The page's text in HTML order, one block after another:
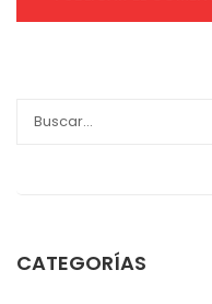
CATEGORÍAS